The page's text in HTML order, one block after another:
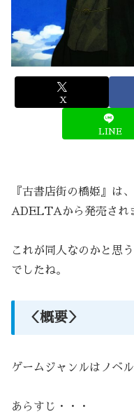
X
LINE
『古書店街の橋姫』は
ADELTAから発売され
これが同人なのかと思
でしたね。
＜概要＞
ゲームジャンルはノベ
あらすじ・・・